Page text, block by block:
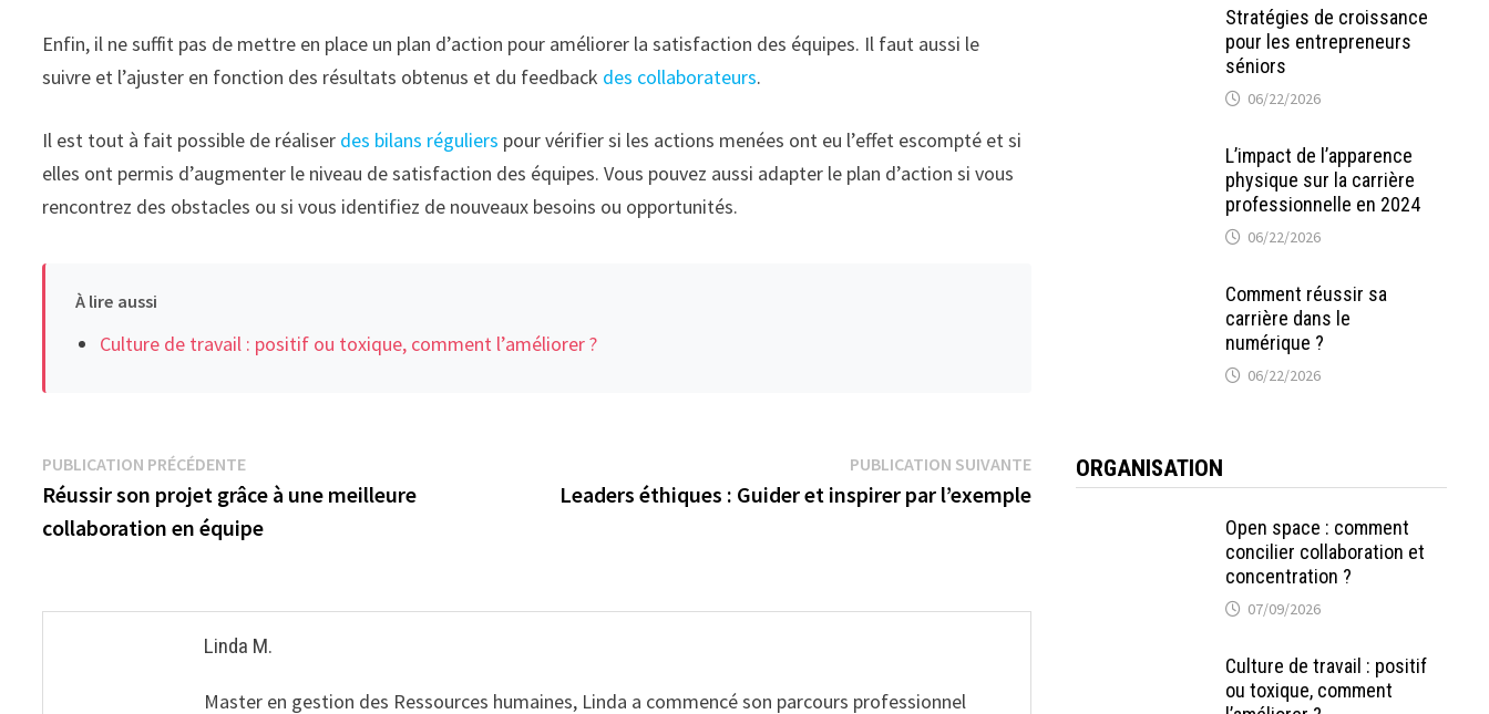
Enfin, il ne suffit pas de mettre en place un plan d’action pour améliorer la satisfaction des équipes. Il faut aussi le
suivre et l’ajuster en fonction des résultats obtenus et du feedback des collaborateurs.
Il est tout à fait possible de réaliser des bilans réguliers pour vérifier si les actions menées ont eu l’effet escompté et si
elles ont permis d’augmenter le niveau de satisfaction des équipes. Vous pouvez aussi adapter le plan d’action si vous
rencontrez des obstacles ou si vous identifiez de nouveaux besoins ou opportunités.
À lire aussi
Culture de travail : positif ou toxique, comment l’améliorer ?
Navigation
de
PUBLICATION PRÉCÉDENTEPublication
précédente :
Réussir son projet grâce à une meilleure
collaboration en équipe
PUBLICATION SUIVANTEPublication
suivante :
Leaders éthiques : Guider et inspirer par l’exemple
Linda M.
Master en gestion des Ressources humaines, Linda a commencé son parcours professionnel
Stratégies de croissance
pour les entrepreneurs
séniors
06/22/2026
L’impact de l’apparence
physique sur la carrière
professionnelle en 2024
06/22/2026
Comment réussir sa
carrière dans le
numérique ?
06/22/2026
ORGANISATION
Open space : comment
concilier collaboration et
concentration ?
07/09/2026
Culture de travail : positif
ou toxique, comment